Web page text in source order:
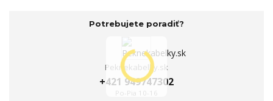
Potrebujete poradiť?
Peknekabelky.sk
+421 949747302
Po-Pia 10-16